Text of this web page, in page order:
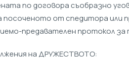
по договора съобразно
посоченото от спедитора
предавателен протокол за
на ДРУЖЕСТВОТО: